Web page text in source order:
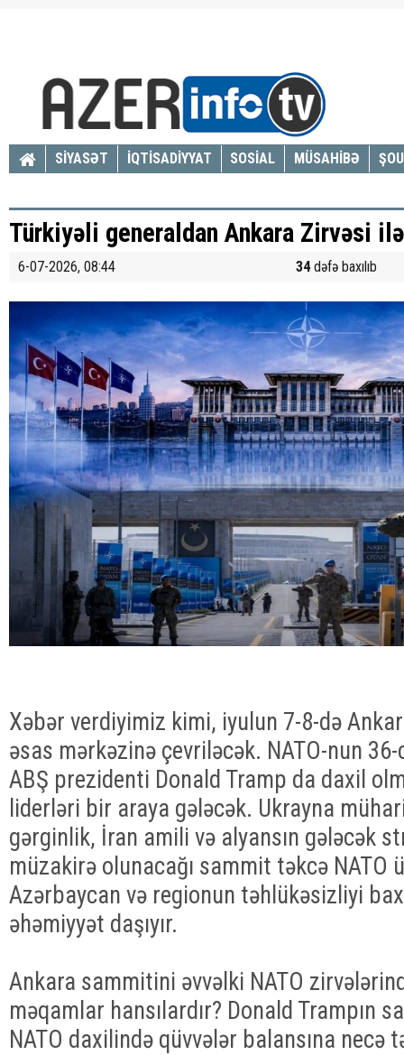
SİYASƏT İQTİSADİYYAT SOSİAL MÜSAHİBƏ
Türkiyəli generaldan Ankara Zirvəsi
6-07-2026, 08:44 34dəfə baxılıb
Xəbər verdiyimiz kimi, iyulun 7-8-də
əsas mərkəzinə çevriləcək. NATO-nun 36-
ABŞ prezidenti Donald Tramp da daxil
liderləri bir araya gələcək. Ukrayna
gərginlik, İran amili və alyansın gələcək
müzakirə olunacağı sammit təkcə NATO
Azərbaycan və regionun təhlükəsizliyi
əhəmiyyət daşıyır.
Ankara sammitini əvvəlki NATO
məqamlar hansılardır? Donald Trampın
NATO daxilində qüvvələr balansına necə